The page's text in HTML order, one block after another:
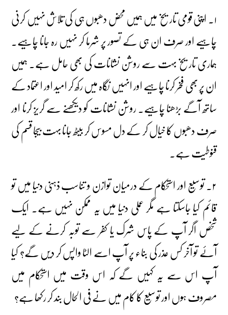
۱۔ اپنی قومی تاریخ میں ہمیں محض دھبوں ہی کی تلاش نہیں کرنی
چاہیے اور صرف ان ہی کے تصور پر شرما کر نہیں رہ جانا چاہیے۔
ہماری تاریخ بہت سے روشن نشانات کی بھی حامل ہے۔ ہمیں
ان پر بھی فخر کرنا چاہیے اور انہیں نگاہ میں رکھ کر امید اور اعتماد کے
ساتھ آگے بڑھنا چاہیے۔ روشن نشانات کو دیکھنے سے گریز کرنا اور
صرف دھبوں کا خیال کر کے دل مسوس کر بیٹھ جانا بہت بیجا قسم کی
قنوطیت ہے۔
۲۔ توسیع اور استحکام کے درمیان توازن و تناسب ذہنی دنیا میں تو
قائم کیا جاسکتا ہے مگر عملی دنیا میں یہ ممکن نہیں ہے۔ ایک
شخص اگر آپ کے پاس شرک یا کفر سے توبہ کرنے کے لیے
آئے تو آخر کس عذر کی بناء پر آپ اسے الٹا واپس کر دیں گے؟ کیا
آپ اس سے یہ کہیں گے کہ اس وقت میں استحکام میں
مصروف ہوں اور توسیع کا کام میں نے فی الحال بند کر رکھا ہے؟